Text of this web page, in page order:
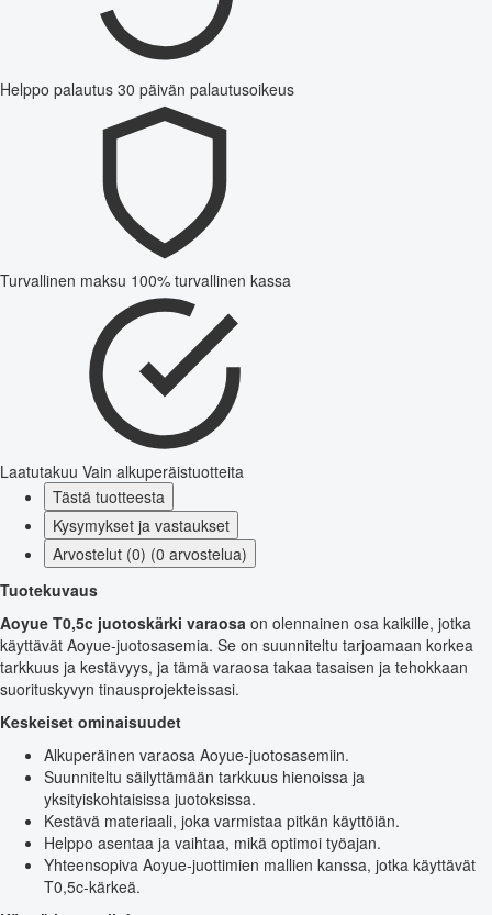
Helppo palautus 30 päivän palautusoikeus
Turvallinen maksu 100% turvallinen kassa
Laatutakuu Vain alkuperäistuotteita
Tästä tuotteesta
Kysymykset ja vastaukset
Arvostelut (0) (0 arvostelua)
Tuotekuvaus
Aoyue T0,5c juotoskärki varaosa on olennainen osa kaikille, jotka
käyttävät Aoyue-juotosasemia. Se on suunniteltu tarjoamaan korkea
tarkkuus ja kestävyys, ja tämä varaosa takaa tasaisen ja tehokkaan
suorituskyvyn tinausprojekteissasi.
Keskeiset ominaisuudet
Alkuperäinen varaosa Aoyue-juotosasemiin.
Suunniteltu säilyttämään tarkkuus hienoissa ja
yksityiskohtaisissa juotoksissa.
Kestävä materiaali, joka varmistaa pitkän käyttöiän.
Helppo asentaa ja vaihtaa, mikä optimoi työajan.
Yhteensopiva Aoyue-juottimien mallien kanssa, jotka käyttävät
T0,5c-kärkeä.